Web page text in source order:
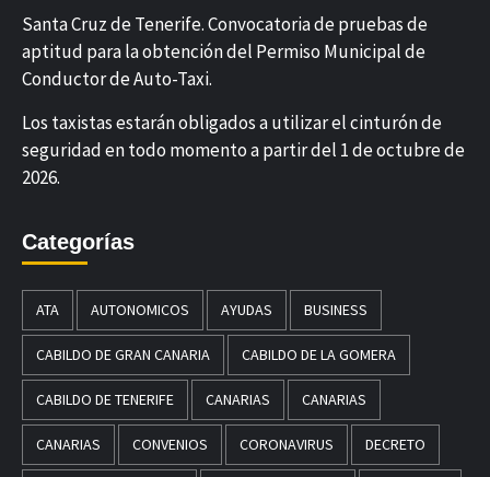
Santa Cruz de Tenerife. Convocatoria de pruebas de
aptitud para la obtención del Permiso Municipal de
Conductor de Auto-Taxi.
Los taxistas estarán obligados a utilizar el cinturón de
seguridad en todo momento a partir del 1 de octubre de
2026.
Categorías
ATA AUTONOMICOS AYUDAS BUSINESS
CABILDO DE GRAN CANARIA CABILDO DE LA GOMERA
CABILDO DE TENERIFE CANARIAS CANARIAS
CANARIAS CONVENIOS CORONAVIRUS DECRETO